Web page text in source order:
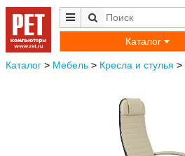
Каталог
Каталог > Мебель > Кресла и стулья >